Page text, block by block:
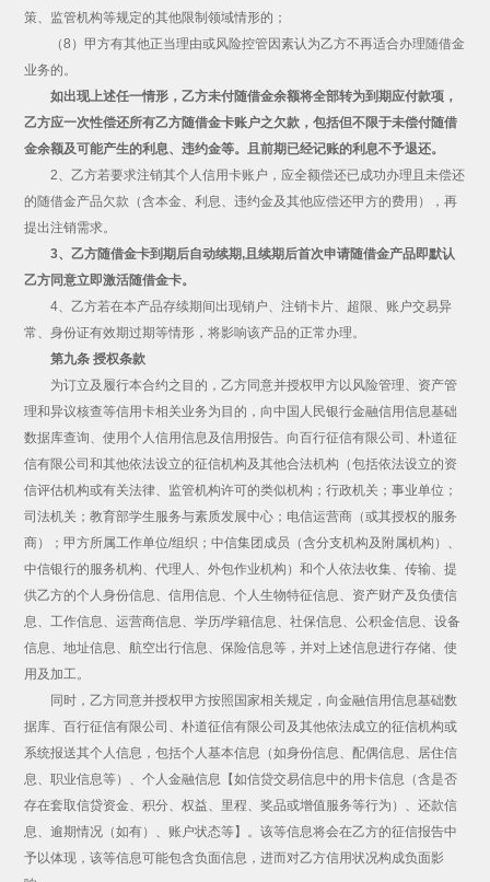
策、监管机构等规定的其他限制领域情形的；
（8）甲方有其他正当理由或风险控管因素认为乙方不再适合办理随借金
业务的。
如出现上述任一情形，乙方未付随借金余额将全部转为到期应付款项，
乙方应一次性偿还所有乙方随借金卡账户之欠款，包括但不限于未偿付随借
金余额及可能产生的利息、违约金等。且前期已经记账的利息不予退还。
2、乙方若要求注销其个人信用卡账户，应全额偿还已成功办理且未偿还
的随借金产品欠款（含本金、利息、违约金及其他应偿还甲方的费用），再
提出注销需求。
3、乙方随借金卡到期后自动续期,且续期后首次申请随借金产品即默认
乙方同意立即激活随借金卡。
4、乙方若在本产品存续期间出现销户、注销卡片、超限、账户交易异
常、身份证有效期过期等情形，将影响该产品的正常办理。
第九条 授权条款
为订立及履行本合约之目的，乙方同意并授权甲方以风险管理、资产管
理和异议核查等信用卡相关业务为目的，向中国人民银行金融信用信息基础
数据库查询、使用个人信用信息及信用报告。向百行征信有限公司、朴道征
信有限公司和其他依法设立的征信机构及其他合法机构（包括依法设立的资
信评估机构或有关法律、监管机构许可的类似机构；行政机关；事业单位；
司法机关；教育部学生服务与素质发展中心；电信运营商（或其授权的服务
商）；甲方所属工作单位/组织；中信集团成员（含分支机构及附属机构）、
中信银行的服务机构、代理人、外包作业机构）和个人依法收集、传输、提
供乙方的个人身份信息、信用信息、个人生物特征信息、资产财产及负债信
息、工作信息、运营商信息、学历/学籍信息、社保信息、公积金信息、设备
信息、地址信息、航空出行信息、保险信息等，并对上述信息进行存储、使
用及加工。
同时，乙方同意并授权甲方按照国家相关规定，向金融信用信息基础数
据库、百行征信有限公司、朴道征信有限公司及其他依法成立的征信机构或
系统报送其个人信息，包括个人基本信息（如身份信息、配偶信息、居住信
息、职业信息等）、个人金融信息【如信贷交易信息中的用卡信息（含是否
存在套取信贷资金、积分、权益、里程、奖品或增值服务等行为）、还款信
息、逾期情况（如有）、账户状态等】。该等信息将会在乙方的征信报告中
予以体现，该等信息可能包含负面信息，进而对乙方信用状况构成负面影